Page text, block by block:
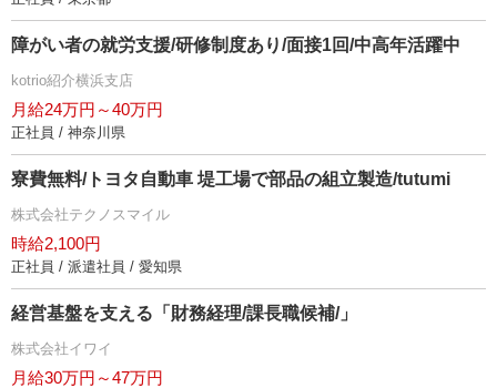
障がい者の就労支援/研修制度あり/面接1回/中高年活躍中
kotrio紹介横浜支店
月給24万円～40万円
正社員 / 神奈川県
寮費無料/トヨタ自動車 堤工場で部品の組立製造/tutumi
株式会社テクノスマイル
時給2,100円
正社員 / 派遣社員 / 愛知県
経営基盤を支える「財務経理/課長職候補/」
株式会社イワイ
月給30万円～47万円